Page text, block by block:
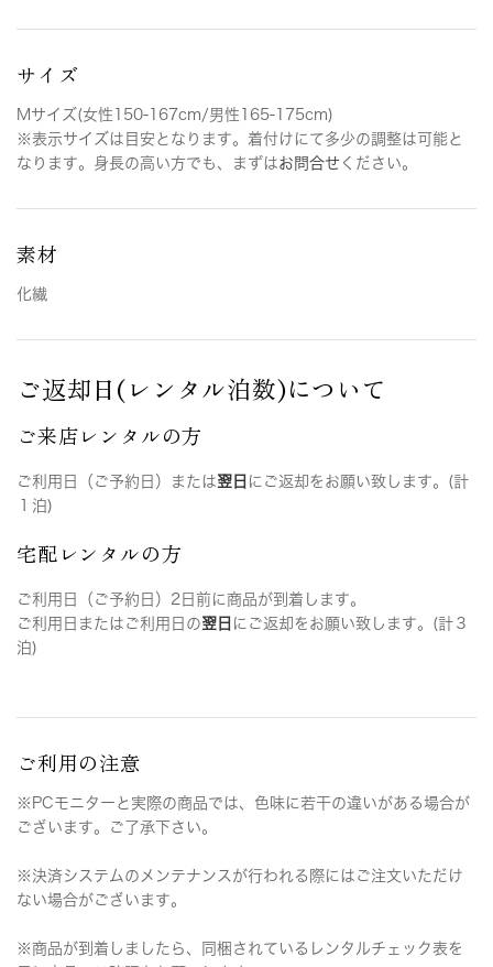
サイズ
Mサイズ(女性150-167cm/男性165-175cm)
※表示サイズは目安となります。着付けにて多少の調整は可能と
なります。身長の高い方でも、まずはお問合せ ください。
素材
化繊
ご返却日(レンタル泊数)について
ご来店レンタルの方
ご利用日（ご予約日）または翌日 にご返却をお願い致します。(計
１泊)
宅配レンタルの方
ご利用日（ご予約日）2日前に商品が到着します。
ご利用日またはご利用日の翌日 にご返却をお願い致します。(計３
泊)
ご利用の注意
※PCモニターと実際の商品では、色味に若干の違いがある場合が
ございます。ご了承下さい。
※決済システムのメンテナンスが行われる際にはご注文いただけ
ない場合がございます。
※商品が到着しましたら、同梱されているレンタルチェック表を